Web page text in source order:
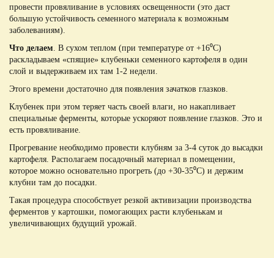
провести провяливание в условиях освещенности (это даст
большую устойчивость семенного материала к возможным
заболеваниям).
Что делаем. В сухом теплом (при температуре от +16⁰С)
раскладываем «спящие» клубеньки семенного картофеля в один
слой и выдерживаем их там 1-2 недели.
Этого времени достаточно для появления зачатков глазков.
Клубенек при этом теряет часть своей влаги, но накапливает
специальные ферменты, которые ускоряют появление глазков. Это и
есть провяливание.
Прогревание необходимо провести клубням за 3-4 суток до высадки
картофеля. Располагаем посадочный материал в помещении,
которое можно основательно прогреть (до +30-35⁰С) и держим
клубни там до посадки.
Такая процедура способствует резкой активизации производства
ферментов у картошки, помогающих расти клубенькам и
увеличивающих будущий урожай.